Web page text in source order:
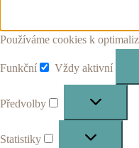
Používáme cookies k
Funkční
Funkční
Vždy aktivní
Předvolby
Statistiky